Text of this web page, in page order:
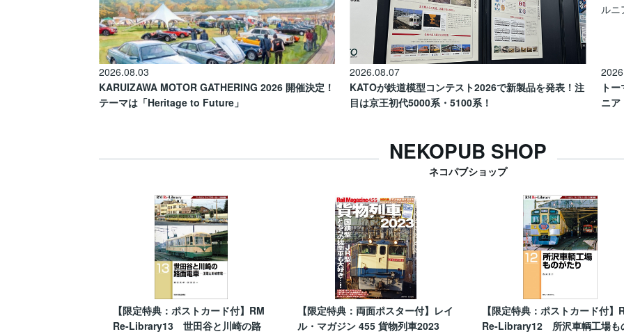
2026.08.03
KARUIZAWA MOTOR GATHERING 2026 開催決定！
テーマは「Heritage to Future」
2026.08.07
KATOが鉄道模型コンテスト2026で新製品を発表！注
目は京王初代5000系・5100系！
ト
ニア
NEKOPUB SHOP
ネコパブショップ
【限定特典：ポストカード付】RM
Re-Library13 世田谷と川崎の路
【限定特典：両面ポスター付】レイ
ル・マガジン 455 貨物列車2023
【限定特典：ポストカード付】
Re-Library12 所沢車輌工場も